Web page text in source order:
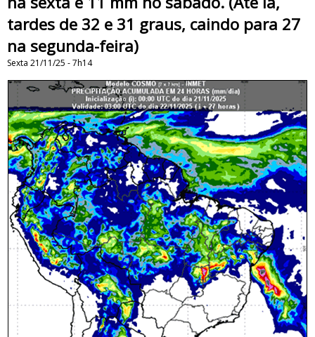
tardes de 32 e 31 graus, caindo para 27
na segunda-feira)
Sexta 21/11/25 - 7h14